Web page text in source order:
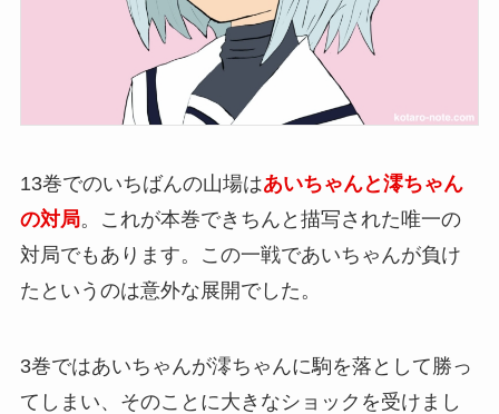
13巻でのいちばんの山場はあいちゃんと澪ちゃん
の対局。これが本巻できちんと描写された唯一の
対局でもあります。この一戦であいちゃんが負け
たというのは意外な展開でした。
3巻ではあいちゃんが澪ちゃんに駒を落として勝っ
てしまい、そのことに大きなショックを受けまし